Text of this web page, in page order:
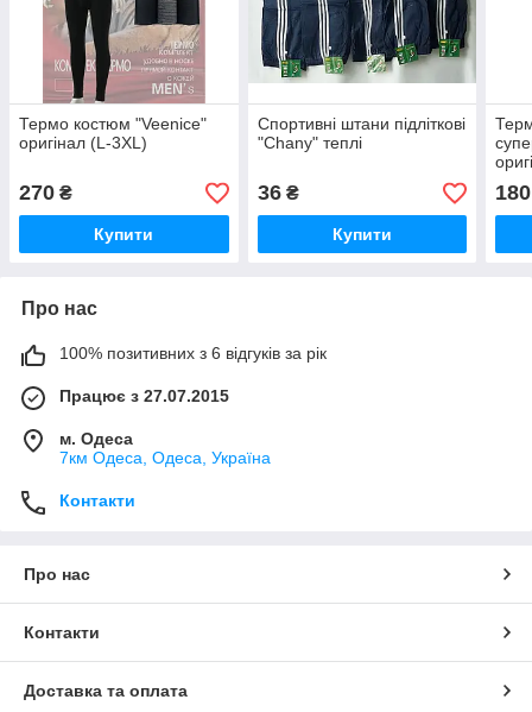
Термо костюм "Veenice"
оригінал (L-3XL)
270 ₴
Купити
Спортивні штани підліткові
"Chany" теплі
36₴
Купити
180
Про нас
100% позитивних з 6 відгуків за рік
Працює з 27.07.2015
м. Одеса
7км Одеса, Одеса, Україна
Контакти
Про нас
Контакти
Доставка та оплата